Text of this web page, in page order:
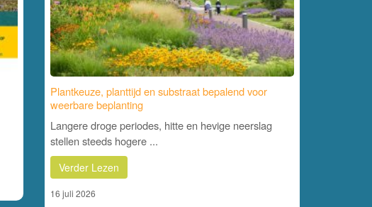
Plantkeuze, planttijd en substraat bepalend voor
weerbare beplanting
Langere droge periodes, hitte en hevige neerslag
stellen steeds hogere ...
Verder Lezen
16 juli 2026